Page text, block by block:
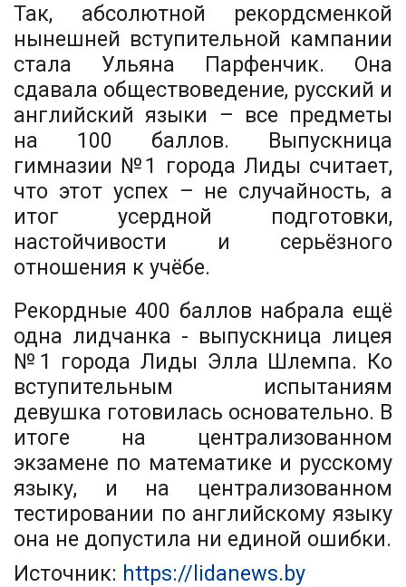
Так, абсолютной рекордсменкой
нынешней вступительной кампании
стала Ульяна Парфенчик. Она
сдавала обществоведение, русский и
английский языки – все предметы
на 100 баллов. Выпускница
гимназии №1 города Лиды считает,
что этот успех – не случайность, а
итог усердной подготовки,
настойчивости и серьёзного
отношения к учёбе.
Рекордные 400 баллов набрала ещё
одна лидчанка - выпускница лицея
№1 города Лиды Элла Шлемпа. Ко
вступительным испытаниям
девушка готовилась основательно. В
итоге на централизованном
экзамене по математике и русскому
языку, и на централизованном
тестировании по английскому языку
она не допустила ни единой ошибки.
Источник: https://lidanews.by